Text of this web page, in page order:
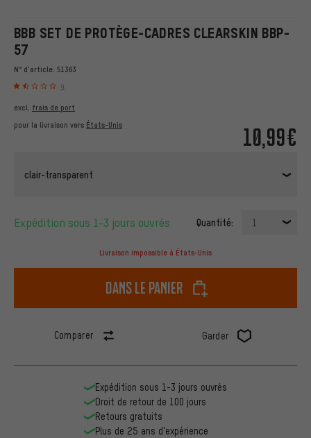
BBB SET DE PROTÈGE-CADRES CLEARSKIN BBP-
57
N° d'article: 51363
4
10,99€
excl. frais de port
pour la livraison vers États-Unis
clair-transparent
Expédition sous 1-3 jours ouvrés Quantité: 1
Livraison impossible à États-Unis
dans le panier
Comparer Garder
Expédition sous 1-3 jours ouvrés
Droit de retour de 100 jours
Retours gratuits
Plus de 25 ans d'expérience